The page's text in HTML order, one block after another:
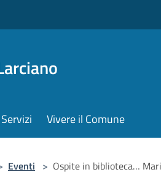
Servizi Vivere il Comune
Eventi > Ospite in biblioteca…